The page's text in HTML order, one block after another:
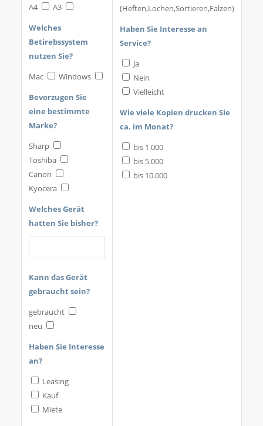
A4
A3
Welches
Betirebssystem
nutzen Sie?
Mac
Windows
Bevorzugen Sie
eine bestimmte
Marke?
Sharp
Toshiba
Canon
Kyocera
Welches Gerät
hatten Sie bisher?
Kann das Gerät
gebraucht sein?
gebraucht
neu
Haben Sie Interesse
an?
Leasing
Kauf
Miete
(Heften,Lochen,Sortieren,Falzen)
Haben Sie Interesse an
Service?
Ja
Nein
Vielleicht
Wie viele Kopien drucken Sie
ca. im Monat?
bis 1.000
bis 5.000
bis 10.000